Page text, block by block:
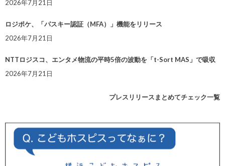
2026年7月21日
ロジポケ、「パスキー認証（MFA）」機能をリリース
2026年7月21日
NTTロジスコ、エンタメ物流の平時5倍の波動を「t-Sort MAS」で吸収
2026年7月21日
プレスリリースまとめてチェック一覧